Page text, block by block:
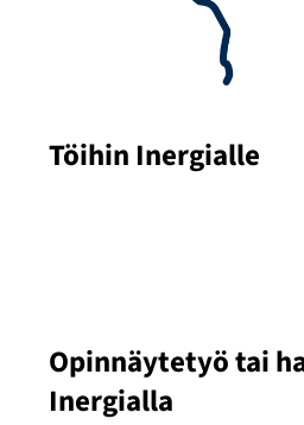
Töihin Inergialle
Opinnäytetyö tai
Inergialla